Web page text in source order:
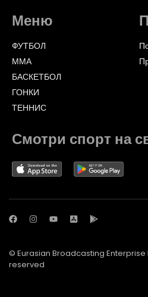
Меню
ФУТБОЛ
ММА
БАСКЕТБОЛ
ГОНКИ
ТЕННИС
Смотри спорт на
© Eurasian Broadcasting Enterprise
reserved